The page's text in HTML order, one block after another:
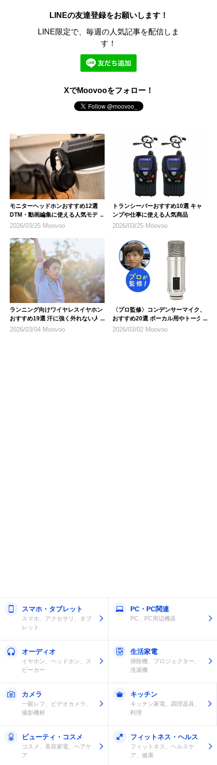
LINEの友達登録をお願いします！
LINE限定で、毎週の人気記事を配信しま
す！
XでMoovooをフォロー！
モニターヘッドホンおすすめ12選
DTM・動画編集に使える人気モデル
2026/03/25 Moovoo
トランシーバーおすすめ10選 キャ
ンプや仕事に使える人気商品
2026/03/25 Moovoo
ランニング向けワイヤレスイヤホン
おすすめ19選 汗に強く外れない人
気モデル
2026/03/04 Moovoo
〈プロ監修〉コンデンサーマイク、
おすすめ20選 ボーカル用やトーク
配信など用途にあったものを
2026/03/02 Moovoo
スマホ・タブレット
スマホ、アクセサリ、タブ
レット
PC・PC関連
PC、PC周辺機器
オーディオ
イヤホン、ヘッドホン、ス
ピーカー
生活家電
掃除機、プロジェクター、
洗濯機
カメラ
一眼レフ、ビデオカメラ、
撮影機材
キッチン
キッチン家電、調理器具、
料理
ビューティ・コスメ
コスメ、美容家電、ヘアケ
ア
フィットネス・ヘルス
フィットネス、ヘルスケ
ア、健康